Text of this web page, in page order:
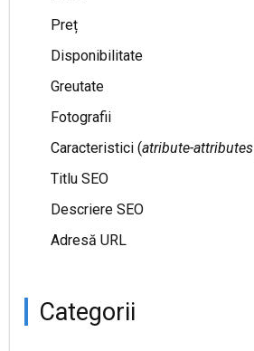
Preț
Disponibilitate
Greutate
Fotografii
Caracteristici (atribute-attributes
Titlu SEO
Descriere SEO
Adresă URL
Categorii